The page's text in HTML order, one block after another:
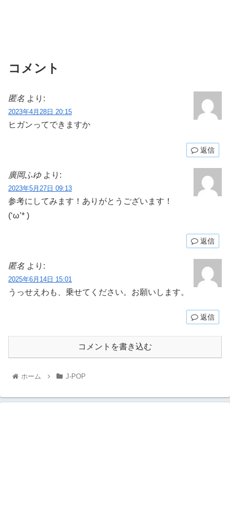
コメント
匿名 より:
2023年4月28日 20:15
ヒガンってできますか
返信
廣岡ふゆ より:
2023年5月27日 09:13
参考にしてみます！ありがとうございます！
(‘ω’* )
返信
匿名 より:
2025年6月14日 15:01
うっせえわも、乗せてください。お願いします。
返信
コメントを書き込む
ホーム J-POP